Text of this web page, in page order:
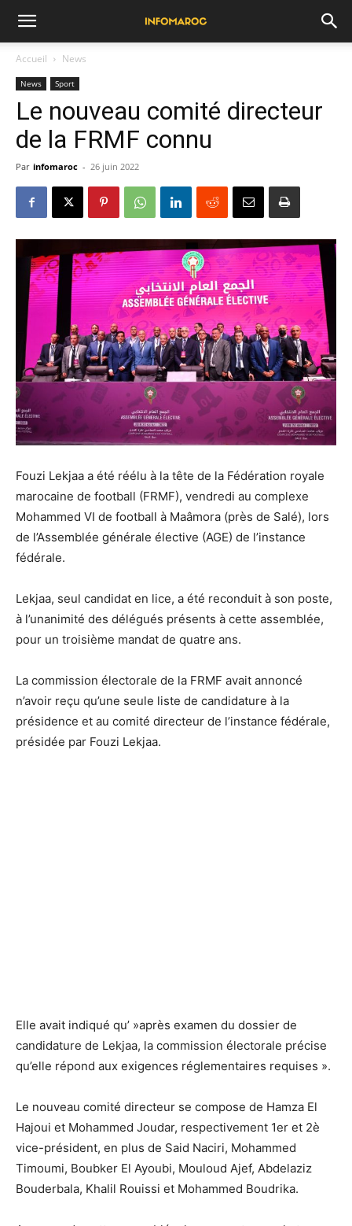
Accueil News
News Sport
Le nouveau comité directeur
de la FRMF connu
Par infomaroc - 26 juin 2022
Fouzi Lekjaa a été réélu à la tête de la Fédération royale
marocaine de football (FRMF), vendredi au complexe
Mohammed VI de football à Maâmora (près de Salé), lors
de l’Assemblée générale élective (AGE) de l’instance
fédérale.
Lekjaa, seul candidat en lice, a été reconduit à son poste,
à l’unanimité des délégués présents à cette assemblée,
pour un troisième mandat de quatre ans.
La commission électorale de la FRMF avait annoncé
n’avoir reçu qu’une seule liste de candidature à la
présidence et au comité directeur de l’instance fédérale,
présidée par Fouzi Lekjaa.
Elle avait indiqué qu’ »après examen du dossier de
candidature de Lekjaa, la commission électorale précise
qu’elle répond aux exigences réglementaires requises ».
Le nouveau comité directeur se compose de Hamza El
Hajoui et Mohammed Joudar, respectivement 1er et 2è
vice-président, en plus de Said Naciri, Mohammed
Timoumi, Boubker El Ayoubi, Mouloud Ajef, Abdelaziz
Bouderbala, Khalil Rouissi et Mohammed Boudrika.